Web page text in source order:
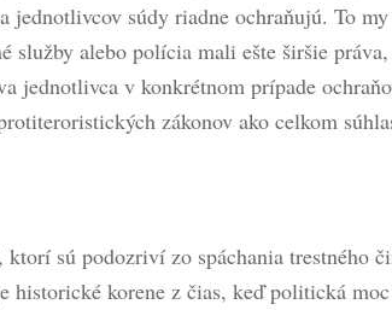
jednotlivcov súdy riadne ochraňujú. To my
služby alebo polícia mali ešte širšie práva,
jednotlivca v konkrétnom prípade
zákonov ako celkom
sú podozriví zo spáchania trestného
historické korene z čias, keď politická moc